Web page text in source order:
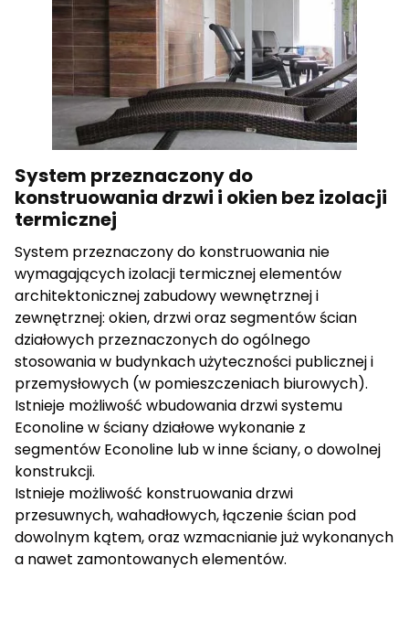
cenne dla wydawców i reklamodawców strony trzeciej.
Nieklasyfikowane
Nieklasyfikowane pliki cookie, to pliki, które są w procesie
klasyfikowania, wraz z dostawcami poszczególnych
ciasteczek.
Odrzuć wszystkie
Akceptuj wszystkie
System przeznaczony do
konstruowania drzwi i okien bez izolacji
termicznej
System przeznaczony do konstruowania nie
wymagających izolacji termicznej elementów
architektonicznej zabudowy wewnętrznej i
zewnętrznej: okien, drzwi oraz segmentów ścian
działowych przeznaczonych do ogólnego
stosowania w budynkach użyteczności publicznej i
przemysłowych (w pomieszczeniach biurowych).
Istnieje możliwość wbudowania drzwi systemu
Econoline w ściany działowe wykonanie z
segmentów Econoline lub w inne ściany, o dowolnej
konstrukcji.
Istnieje możliwość konstruowania drzwi
przesuwnych, wahadłowych, łączenie ścian pod
dowolnym kątem, oraz wzmacnianie już wykonanych
a nawet zamontowanych elementów.